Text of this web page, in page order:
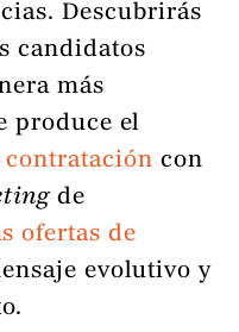
Descubrirás
candidatos
más
produce el
contratación con
de
ofertas de
evolutivo y